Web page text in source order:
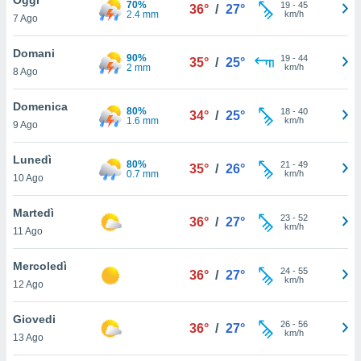
è
al sito
di
ci
di
il
un
la
nella
7 Ago
70%
2.4 mm
36° / 27° 19- 45
km/h
Domani
8 Ago
90%
2 mm
35° / 25° 19- 44
km/h
Domenica
9 Ago
80%
1.6 mm
34° / 25° 18- 40
km/h
Lunedì
10 Ago
80%
0.7 mm
35° / 26° 21 - 49
km/h
Martedì
11 Ago
36° / 27° 23- 52
km/h
Mercoledì
12 Ago
36° / 27° 24- 55
km/h
Giovedi
13 Ago
36° / 27° 26- 56
km/h